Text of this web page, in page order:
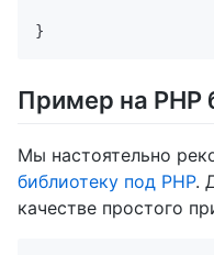
Пример на PHP
Мы настоятельно
библиотеку под PHP.
качестве простого